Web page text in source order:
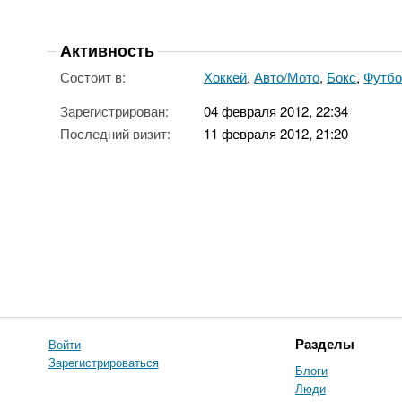
Активность
Состоит в: Хоккей,Авто/Мото, Бокс,
Зарегистрирован:
04 февраля 2012, 22:34
Последний визит:
11 февраля 2012, 21:20
Войти
Зарегистрироваться
Разделы
Блоги
Люди